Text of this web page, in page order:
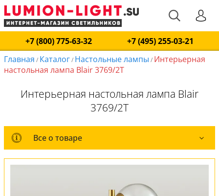
+7 (800) 775-63-32
+7 (495) 255-03-21
Главная / Каталог/ Настольные лампы / Интерьерная
настольная лампа Blair 3769/2T
Интерьерная настольная лампа Blair
3769/2T
Все о товаре
Все о товаре